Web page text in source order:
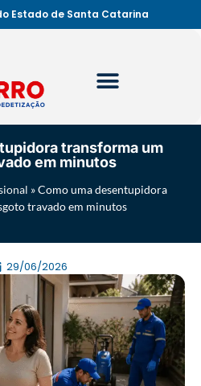
Estado de Santa Catarina
transforma um
em minutos
»Como uma desentupidora
travado em minutos
29/06/2026